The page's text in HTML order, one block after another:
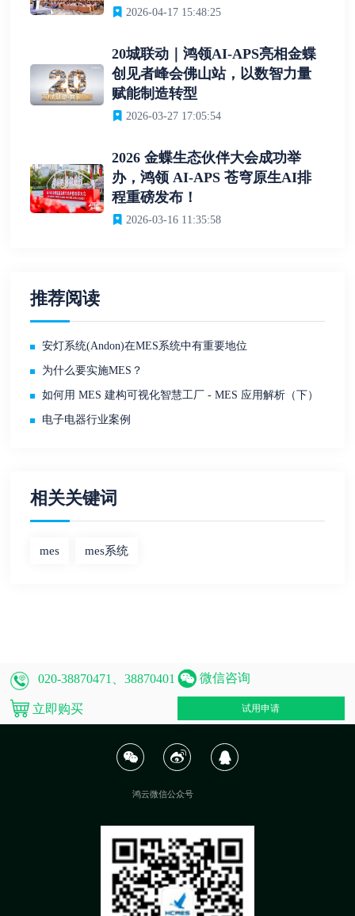
2026-04-17 15:48:25
20城联动｜鸿领AI-APS亮相金蝶
创见者峰会佛山站，以数智力量
赋能制造转型
2026-03-27 17:05:54
2026 金蝶生态伙伴大会成功举
办，鸿领 AI-APS 苍穹原生AI排
程重磅发布！
2026-03-16 11:35:58
推荐阅读
安灯系统(Andon)在MES系统中有重要地位
为什么要实施MES？
如何用 MES 建构可视化智慧工厂 - MES 应用解析（下）
电子电器行业案例
相关关键词
mes mes系统
020-38870471、38870401 微信咨询
立即购买 试用申请
鸿云微信公众号